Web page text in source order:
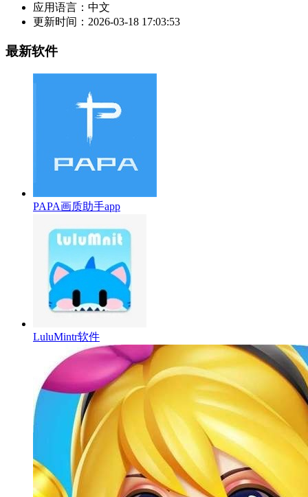
应用语言： 中文
更新时间： 2026-03-18 17:03:53
最新软件
PAPA画质助手app
LuluMintr软件